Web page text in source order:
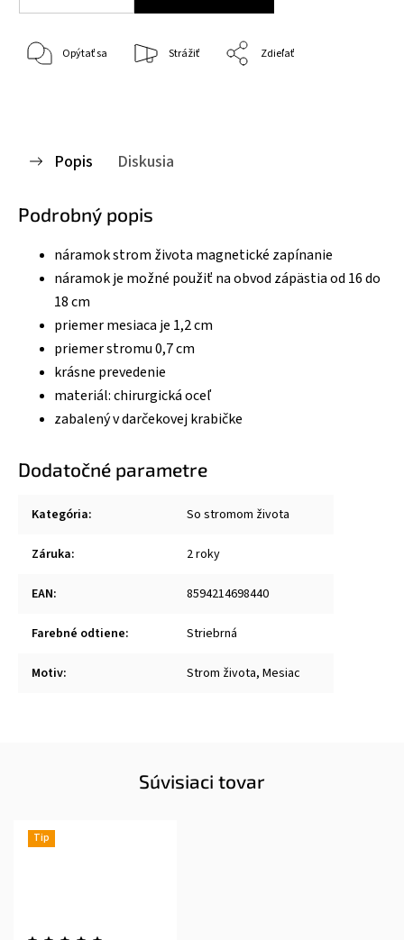
Opýtať sa Strážiť Zdieľať
Popis Diskusia
Podrobný popis
náramok strom života magnetické zapínanie
náramok je možné použiť na obvod zápästia od 16 do
18 cm
priemer mesiaca je 1,2 cm
priemer stromu 0,7 cm
krásne prevedenie
materiál: chirurgická oceľ
zabalený v darčekovej krabičke
Dodatočné parametre
Kategória: So stromom života
Záruka: 2 roky
EAN: 8594214698440
Farebné odtiene: Striebrná
Motiv: Strom života, Mesiac
Súvisiaci tovar
Tip